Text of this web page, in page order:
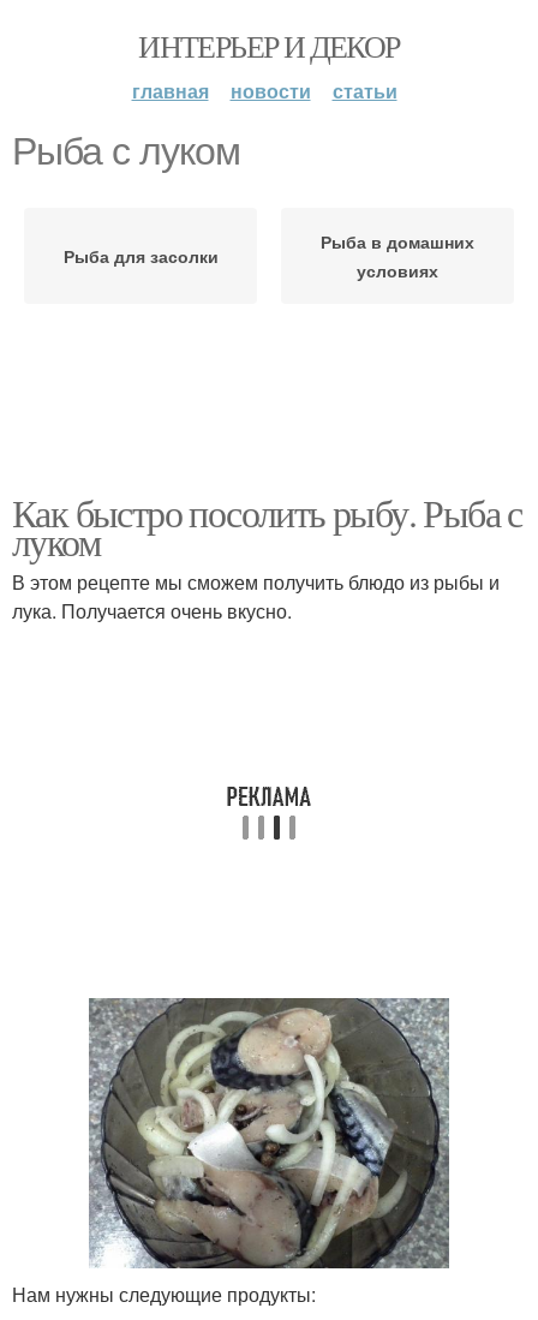
ИНТЕРЬЕР И ДЕКОР
главная новости статьи
Рыба с луком
Рыба для засолки
Рыба в домашних
условиях
Как быстро посолить рыбу. Рыба с
луком
В этом рецепте мы сможем получить блюдо из рыбы и
лука. Получается очень вкусно.
Нам нужны следующие продукты: